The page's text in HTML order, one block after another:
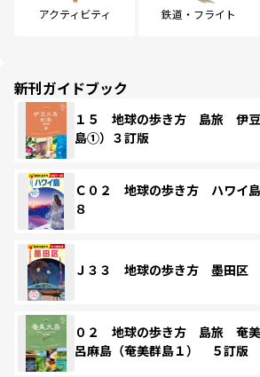
アクティビティ 鉄道・フライト
新刊ガイドブック
１５ 地球の歩き方 島旅 伊
島①）３訂版
Ｃ０２ 地球の歩き方 ハワイ
８
Ｊ３３ 地球の歩き方 墨田区
０２ 地球の歩き方 島旅 奄
呂麻島（奄美群島１） ５訂版